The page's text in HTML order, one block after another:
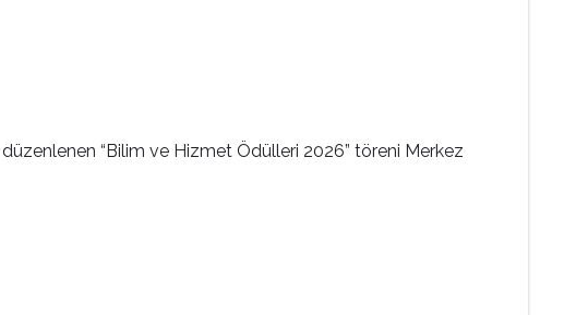
“Bilim ve Hizmet Ödülleri 2026” töreni Merkez